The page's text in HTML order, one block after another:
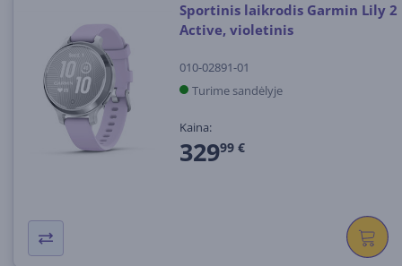
Sportinis laikrodis Garmin Lily 2
Active, violetinis
010-02891-01
Turime sandėlyje
Kaina:
32999 €